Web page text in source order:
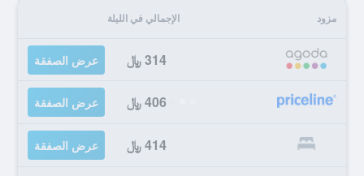
مزود الإجمالي في الليلة
314 ﷼ عرض الصفقة
406 ﷼ عرض الصفقة
414 ﷼ عرض الصفقة